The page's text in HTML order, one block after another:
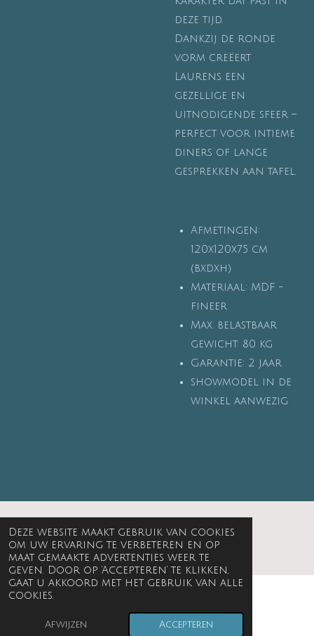
Deze website maakt gebruik van cookies
om uw ervaring te verbeteren en op
maat gemaakte advertenties weer te
geven. Door op ‘Accepteren’ te klikken,
gaat u akkoord met het gebruik van alle
cookies.
Afwijzen Accepteren
deze tijd.
Dankzij de ronde
vorm creëert
Laurens een
gezellige en
uitnodigende sfeer –
perfect voor intieme
diners of lange
gesprekken aan tafel.
Afmetingen:
120x120x75 cm
(bxdxh)
Materiaal: MDF -
fineer
Max. belastbaar
gewicht: 80 kg
Garantie: 2 jaar
showmodel in de
winkel aanwezig
© 1999 - 2026 Kikke spulle interieur